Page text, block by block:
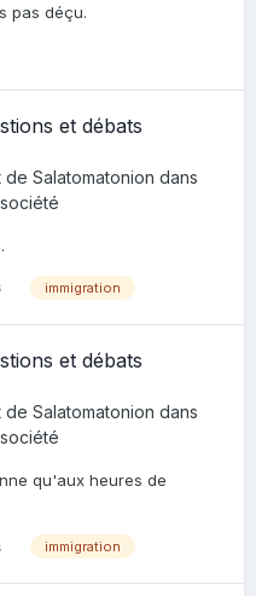
pas déçu.
et débats
de Salatomatonion dans
immigration
et débats
de Salatomatonion dans
qu'aux heures de
immigration